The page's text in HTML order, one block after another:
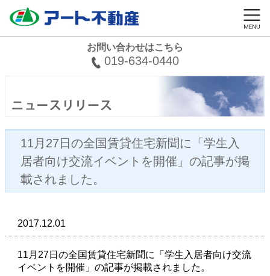
お問い合わせはこちら
019-634-0440
11月27日の全国賃貸住宅新聞に「学生入
居者向け交流イベントを開催」の記事が掲
載されました。
2017.12.01
11月27日の全国賃貸住宅新聞に「学生入居者向け交流
イベントを開催」の記事が掲載されました。